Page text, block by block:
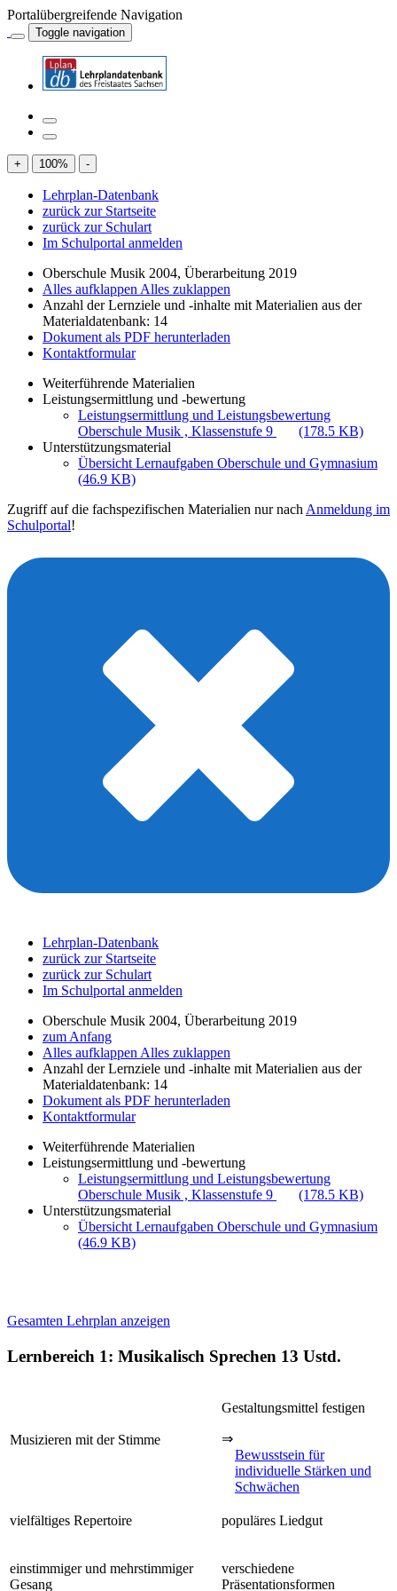
Portalübergreifende Navigation
Toggle navigation
+ 100% -
Lehrplan-Datenbank
zurück zur Startseite
zurück zur Schulart
Im Schulportal anmelden
Oberschule Musik 2004, Überarbeitung 2019
Alles aufklappen Alles zuklappen
Anzahl der Lernziele und -inhalte mit Materialien aus der
Materialdatenbank: 14
Dokument als PDF herunterladen
Kontaktformular
Weiterführende Materialien
Leistungsermittlung und -bewertung
Leistungsermittlung und Leistungsbewertung
Oberschule Musik , Klassenstufe 9
(178.5 KB)
Unterstützungsmaterial
Übersicht Lernaufgaben Oberschule und Gymnasium
(46.9 KB)
Zugriff auf die fachspezifischen Materialien nur nach Anmeldung im
Schulportal!
Lehrplan-Datenbank
zurück zur Startseite
zurück zur Schulart
Im Schulportal anmelden
Oberschule Musik 2004, Überarbeitung 2019
zum Anfang
Alles aufklappen Alles zuklappen
Anzahl der Lernziele und -inhalte mit Materialien aus der
Materialdatenbank: 14
Dokument als PDF herunterladen
Kontaktformular
Weiterführende Materialien
Leistungsermittlung und -bewertung
Leistungsermittlung und Leistungsbewertung
Oberschule Musik , Klassenstufe 9
(178.5 KB)
Unterstützungsmaterial
Übersicht Lernaufgaben Oberschule und Gymnasium
(46.9 KB)
Gesamten Lehrplan anzeigen
Lernbereich 1: Musikalisch Sprechen 13 Ustd.
Musizieren mit der Stimme
Gestaltungsmittel festigen
⇒
Bewusstsein für
individuelle Stärken und
Schwächen
vielfältiges Repertoire populäres Liedgut
einstimmiger und mehrstimmiger
Gesang
verschiedene
Präsentationsformen